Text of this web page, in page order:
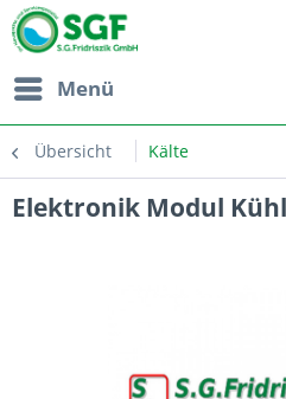
Menü
Übersicht Kälte
Elektronik Modul